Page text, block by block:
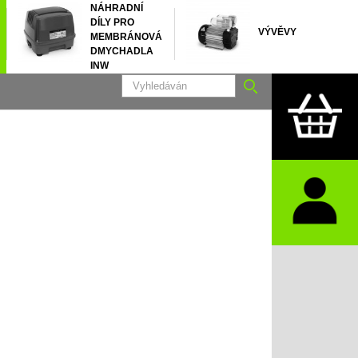
NÁHRADNÍ
DÍLY PRO
MEMBRÁNOVÁ
DMYCHADLA
INW
VÝVĚVY